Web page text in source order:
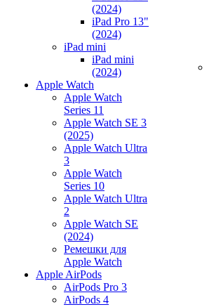
(2024)
iPad Pro 13"
(2024)
iPad mini
iPad mini
(2024)
Apple Watch
Apple Watch
Series 11
Apple Watch SE 3
(2025)
Apple Watch Ultra
3
Apple Watch
Series 10
Apple Watch Ultra
2
Apple Watch SE
(2024)
Ремешки для
Apple Watch
Apple AirPods
AirPods Pro 3
AirPods 4